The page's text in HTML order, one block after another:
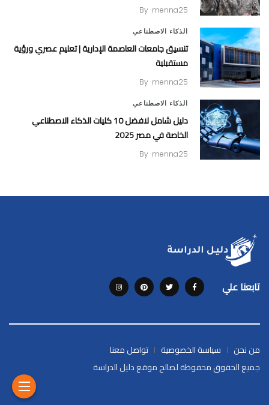
By menna25
الذكاء الاصطناعي
تنسيق جامعات العاصمة الإدارية | تعليم عصري ورؤية
مستقبلية
By menna25
الذكاء الاصطناعي
دليل شامل لافضل 10 كليات الذكاء الاصطناعي
الخاصة في مصر 2025
By menna25
تابعنا علي
من نحن سياسة الخصوصية
تواصل معنا
جميع الحقوق محفوظة لصالح موقع دليل الدراسة